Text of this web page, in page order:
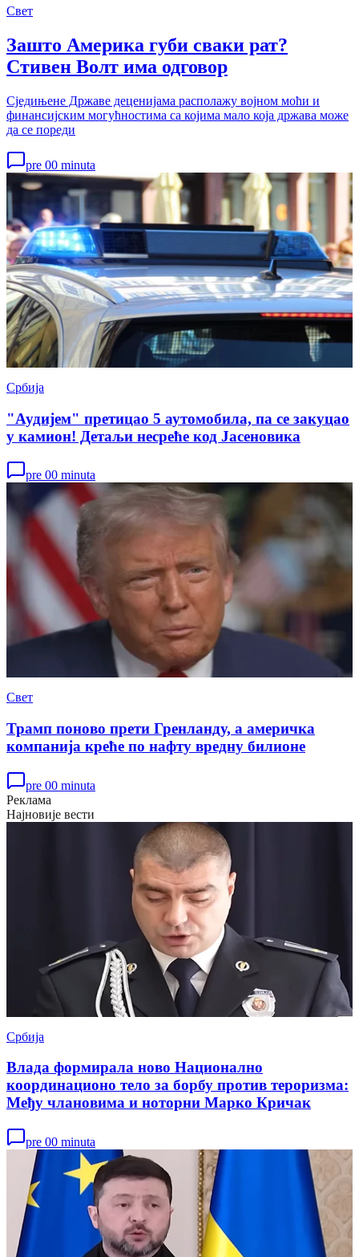
Свет
Зашто Америка губи сваки рат?
Стивен Волт има одговор
Сједињене Државе деценијама располажу војном моћи и
финансијским могућностима са којима мало која држава може
да се пореди
pre 00 minuta
Србија
"Аудијем" претицао 5 аутомобила, па се закуцао
у камион! Детаљи несреће код Јасеновика
pre 00 minuta
Свет
Трамп поново прети Гренланду, а америчка
компанија креће по нафту вредну билионе
pre 00 minuta
Реклама
Најновије вести
Србија
Влада формирала ново Национално
координационо тело за борбу против тероризма:
Међу члановима и ноторни Марко Кричак
pre 00 minuta